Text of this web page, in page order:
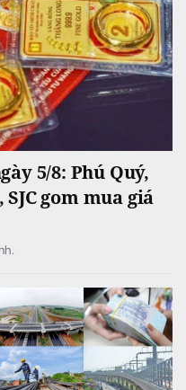
5/8: Phú Quý,
gom mua giá